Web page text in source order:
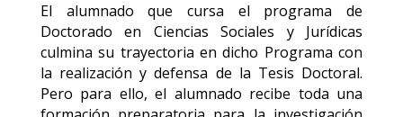
El alumnado que cursa el programa de
Doctorado en Ciencias Sociales y Jurídicas
culmina su trayectoria en dicho Programa con
la realización y defensa de la Tesis Doctoral.
Pero para ello, el alumnado recibe toda una